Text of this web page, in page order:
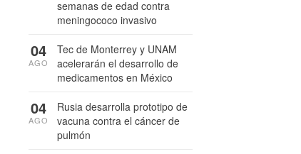
semanas de edad contra
meningococo invasivo
Tec de Monterrey y UNAM
acelerarán el desarrollo de
medicamentos en México
04
AGO
Rusia desarrolla prototipo de
vacuna contra el cáncer de
pulmón
04
AGO